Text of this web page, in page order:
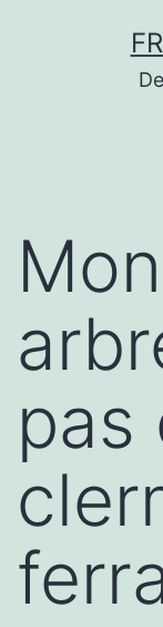
pas